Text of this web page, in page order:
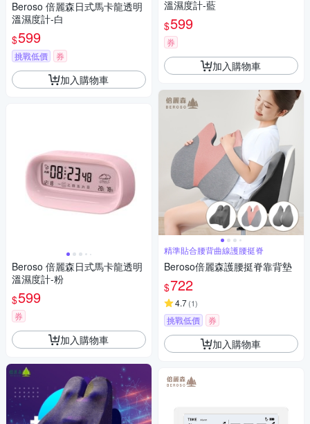
Beroso 倍麗森日式馬卡龍透明
溫濕度計-白
$599
挑戰低價 券
加入購物車
Beroso 倍麗森日式馬卡龍透明
溫濕度計-粉
$599
券
加入購物車
溫濕度計-藍
$599
券
加入購物車
精準貼合腰背曲線護腰挺脊
Beroso倍麗森護腰挺脊靠背墊
$722
4.7(1)
挑戰低價 券
加入購物車